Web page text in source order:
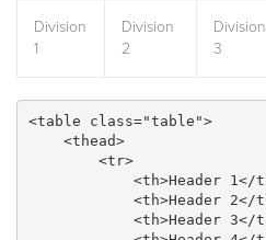
Division
1
Division
2
Division
3
<table class="table">